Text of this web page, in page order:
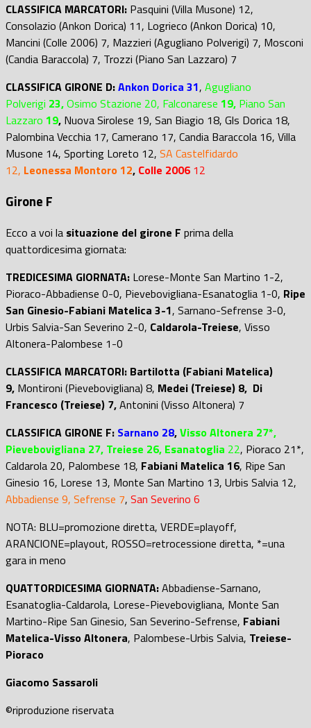
CLASSIFICA MARCATORI: Pasquini (Villa Musone) 12,
Consolazio (Ankon Dorica) 11, Logrieco (Ankon Dorica) 10,
Mancini (Colle 2006) 7, Mazzieri (Agugliano Polverigi) 7, Mosconi
(Candia Baraccola) 7, Trozzi (Piano San Lazzaro) 7
CLASSIFICA GIRONE D:Ankon Dorica 31, Agugliano
Polverigi 23,Osimo Stazione 20, Falconarese 19, Piano San
Lazzaro 19, Nuova Sirolese 19, San Biagio 18, Gls Dorica 18,
Palombina Vecchia 17, Camerano 17, Candia Baraccola 16, Villa
Musone 14, Sporting Loreto 12, SA Castelfidardo
12, Leonessa Montoro12, Colle 2006 12
Girone F
Ecco a voi la situazione del girone F prima della
quattordicesima giornata:
TREDICESIMA GIORNATA: Lorese-Monte San Martino 1-2,
Pioraco-Abbadiense 0-0, Pievebovigliana-Esanatoglia 1-0, Ripe
San Ginesio-Fabiani Matelica 3-1, Sarnano-Sefrense 3-0,
Urbis Salvia-San Severino 2-0, Caldarola-Treiese, Visso
Altonera-Palombese 1-0
CLASSIFICA MARCATORI: Bartilotta (Fabiani Matelica)
9, Montironi (Pievebovigliana) 8, Medei (Treiese) 8, Di
Francesco (Treiese) 7,Antonini (Visso Altonera) 7
CLASSIFICA GIRONE F: Sarnano 28,Visso Altonera 27*,
Pievebovigliana 27, Treiese 26, Esanatoglia 22, Pioraco 21*,
Caldarola 20, Palombese 18, Fabiani Matelica 16, Ripe San
Ginesio 16, Lorese 13, Monte San Martino 13, Urbis Salvia 12,
Abbadiense 9, Sefrense 7, San Severino 6
NOTA: BLU=promozione diretta, VERDE=playoff,
ARANCIONE=playout, ROSSO=retrocessione diretta, *=una
gara in meno
QUATTORDICESIMA GIORNATA:Abbadiense-Sarnano,
Esanatoglia-Caldarola, Lorese-Pievebovigliana, Monte San
Martino-Ripe San Ginesio, San Severino-Sefrense, Fabiani
Matelica-Visso Altonera, Palombese-Urbis Salvia, Treiese-
Pioraco
Giacomo Sassaroli
©riproduzione riservata